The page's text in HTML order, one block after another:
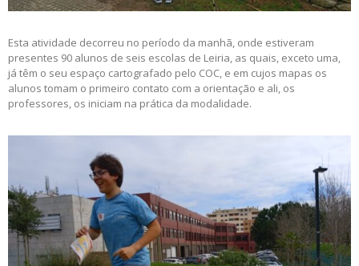
Esta atividade decorreu no período da manhã, onde estiveram
presentes 90 alunos de seis escolas de Leiria, as quais, exceto uma,
já têm o seu espaço cartografado pelo COC, e em cujos mapas os
alunos tomam o primeiro contato com a orientação e ali, os
professores, os iniciam na prática da modalidade.